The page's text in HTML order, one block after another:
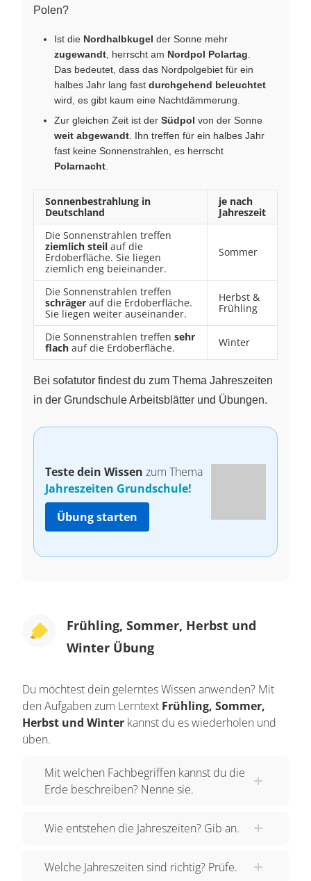
Polen?
Ist die Nordhalbkugel der Sonne mehr
zugewandt , herrscht am Nordpol Polartag
Das bedeutet, dass das Nordpolgebiet für ein
halbes Jahr lang fast durchgehend beleuchtet
wird, es gibt kaum eine Nachtdämmerung.
Zur gleichen Zeit ist der Südpol von der Sonne
weit abgewandt . Ihn treffen für ein halbes Jahr
fast keine Sonnenstrahlen, es herrscht
Polarnacht
Sonnenbestrahlung in
Deutschland
je nach
Jahreszeit
Die Sonnenstrahlen treffen
ziemlich steil auf die
Erdoberfläche. Sie liegen
ziemlich eng beieinander.
Sommer
Die Sonnenstrahlen treffen
schräger auf die Erdoberfläche.
Sie liegen weiter auseinander.
Herbst &
Frühling
Die Sonnenstrahlen treffen sehr
flach auf die Erdoberfläche. Winter
Bei sofatutor findest du zum Thema Jahreszeiten
in der Grundschule Arbeitsblätter und Übungen.
Teste dein Wissen zum Thema
Jahreszeiten Grundschule!
Übung starten
Frühling, Sommer, Herbst und
Winter Übung
Du möchtest dein gelerntes Wissen anwenden? Mit
den Aufgaben zum Lerntext Frühling, Sommer,
Herbst und Winter kannst du es wiederholen und
üben.
Mit welchen Fachbegriffen kannst du die
Erde beschreiben? Nenne sie.
Wie entstehen die Jahreszeiten? Gib an.
Welche Jahreszeiten sind richtig? Prüfe.